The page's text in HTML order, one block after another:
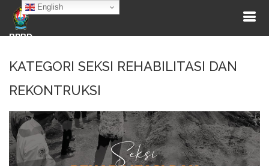
English
BPBD
KATEGORI SEKSI REHABILITASI DAN
REKONTRUKSI